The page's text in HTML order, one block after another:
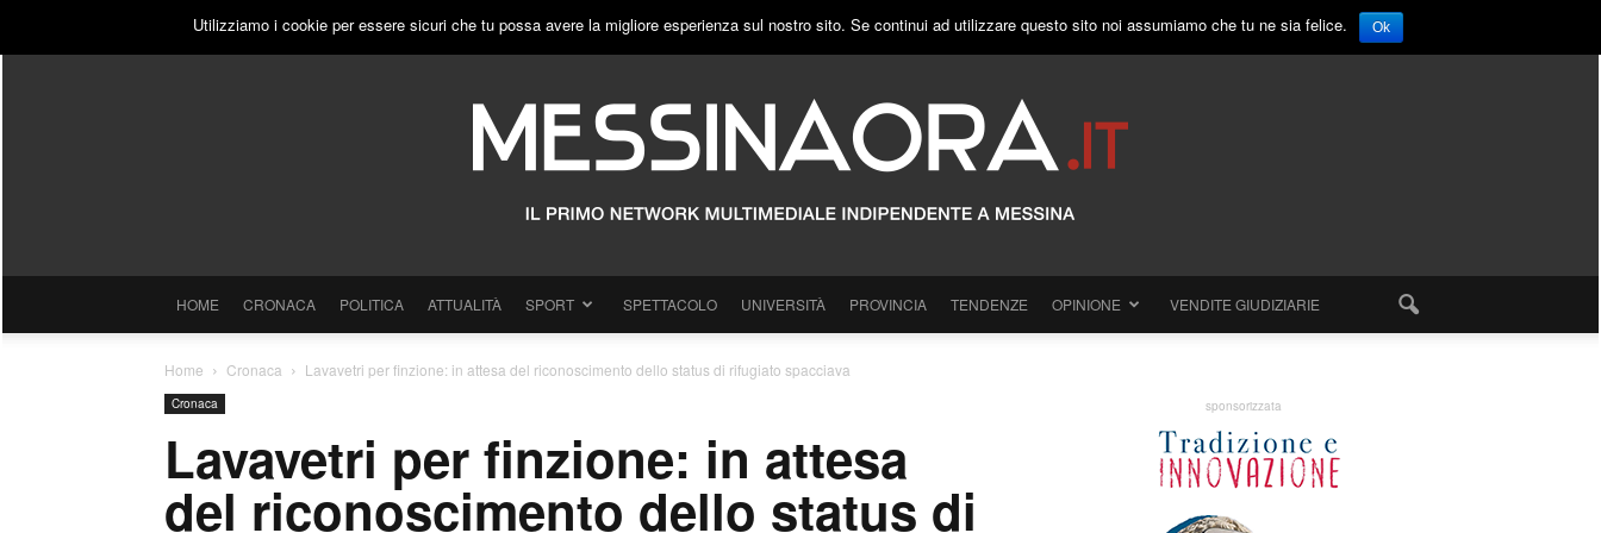
SABATO, 8 AGOSTO 2026 PUBBLICITÀ
HOME CRONACA POLITICA ATTUALITÀ SPORT SPETTACOLO UNIVERSITÀ PROVINCIA TENDENZE OPINIONE VENDITE GIUDIZIARIE
Home Cronaca Lavavetri per finzione: in attesa del riconoscimento dello status di rifugiato spacciava
Cronaca
Lavavetri per finzione: in attesa
del riconoscimento dello status di
sponsorizzata
Utilizziamo i cookie per essere sicuri che tu possa avere la migliore esperienza sul nostro sito. Se continui ad utilizzare questo sito noi assumiamo che tu ne sia felice. Ok